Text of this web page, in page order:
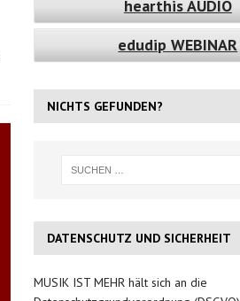
hearthis AUDIO
edudip WEBINAR
NICHTS GEFUNDEN?
DATENSCHUTZ UND SICHERHEIT
MUSIK IST MEHR hält sich an die